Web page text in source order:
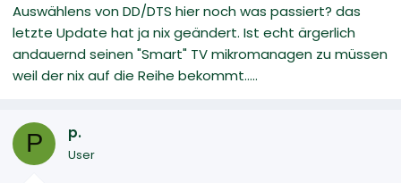
Auswählens von DD/DTS hier noch was passiert? das
letzte Update hat ja nix geändert. Ist echt ärgerlich
andauernd seinen "Smart" TV mikromanagen zu müssen
weil der nix auf die Reihe bekommt.....
P p.
User